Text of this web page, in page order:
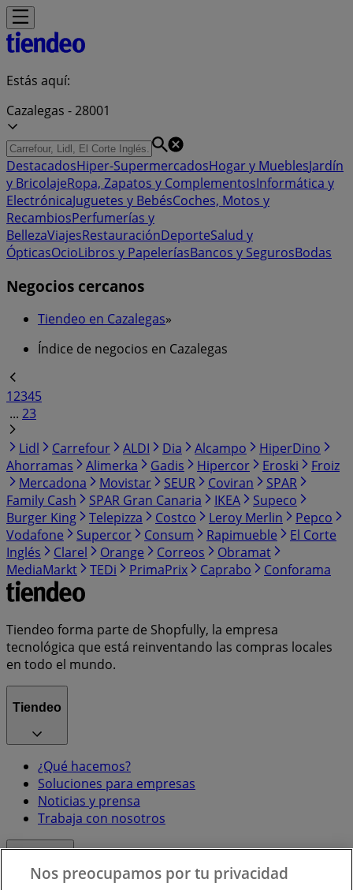
Estás aquí:
Cazalegas - 28001
DestacadosHiper-SupermercadosHogar y MueblesJardín
y BricolajeRopa, Zapatos y ComplementosInformática y
ElectrónicaJuguetes y BebésCoches, Motos y
RecambiosPerfumerías y
BellezaViajesRestauraciónDeporteSalud y
ÓpticasOcioLibros y PapeleríasBancos y SegurosBodas
Negocios cercanos
Tiendeo en Cazalegas»
Índice de negocios en Cazalegas
12345
... 23
Lidl
Carrefour ALDI Dia Alcampo
HiperDino
Ahorramas
Alimerka Gadis Hipercor Eroski
Froiz
Mercadona
Movistar SEUR Coviran
SPAR
Family Cash
SPAR Gran Canaria IKEA
Supeco
Burger King
Telepizza Costco Leroy Merlin
Pepco
Vodafone
Supercor Consum Rapimueble
El Corte
Inglés
Clarel Orange Correos
Obramat
MediaMarkt
TEDi PrimaPrix Caprabo Conforama
Tiendeo forma parte de Shopfully, la empresa
tecnológica que está reinventando las compras locales
en todo el mundo.
Tiendeo
¿Qué hacemos?
Soluciones para empresas
Noticias y prensa
Trabaja con nosotros
Nos preocupamos por tu privacidad